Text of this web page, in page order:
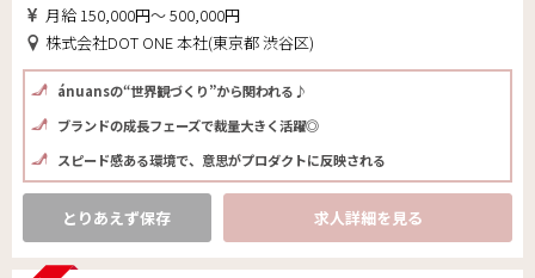
月給 150,000円～ 500,000円
株式会社DOT ONE 本社(東京都 渋谷区)
ánuansの“世界観づくり”から関われる♪
ブランドの成長フェーズで裁量大きく活躍◎
スピード感ある環境で、意思がプロダクトに反映される
とりあえず保存 求人詳細を見る